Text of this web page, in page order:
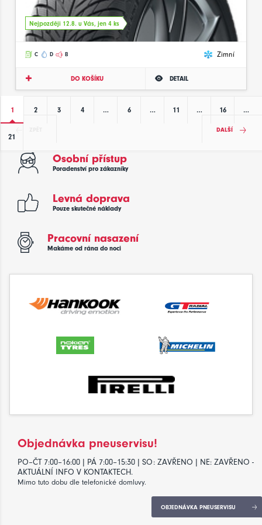
Nejpozději 12.8. u Vás, jen 4 ks
C D B Zimní
DO KOŠÍKU DETAIL
1 2 3 4 … 6 … 11 … 16 …
21
DALŠÍ
Osobní přístup
Poradenství pro zákazníky
Levná doprava
Pouze skutečné náklady
Pracovní nasazení
Makáme od rána do noci
Objednávka pneuservisu!
PO–ČT 7:00–16:00 | PÁ 7:00–15:30 | SO: ZAVŘENO | NE: ZAVŘENO -
AKTUÁLNÍ INFO V KONTAKTECH.
Mimo tuto dobu dle telefonické domluvy.
OBJEDNÁVKA PNEUSERVISU